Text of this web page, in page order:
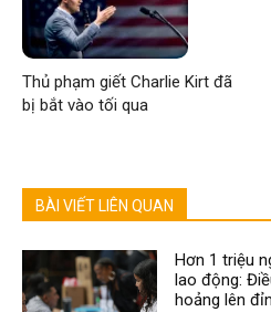
Thủ phạm giết Charlie Kirt đã
bị bắt vào tối qua
BÀI VIẾT LIÊN QUAN
Hơn 1 triệu
lao động:
hoảng lên